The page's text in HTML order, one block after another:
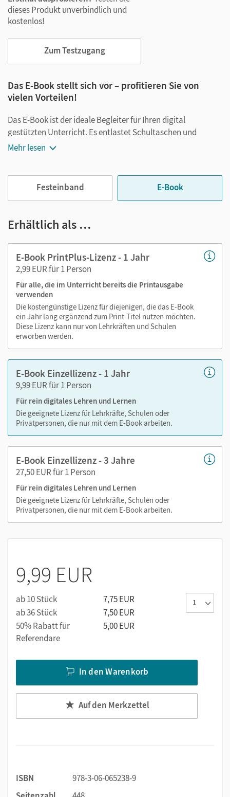
dieses Produkt unverbindlich und
kostenlos!
Zum Testzugang
Das E-Book stellt sich vor – profitieren Sie von
vielen Vorteilen!
Das E-Book ist der ideale Begleiter für Ihren digital
gestützten Unterricht. Es entlastet Schultaschen und
Rucksäcke und ist jederzeit unkompliziert verfügbar.
Notizen erstellen
Text ergänzen
im Text suchen
zoomen
Die Medien sind wichtige Bestandteile dieses E-Books. Sie
sind seitengenau platziert, damit Sie und Ihre Schüler/-innen
jederzeit unkompliziert darauf zugreifen können. So
gestalten Sie das Lehren und Lernen zeitsparend und
abwechslungsreich. Kein Medienwechsel! Kein
zeitaufwendiges Suchen!
Medien in diesem E-Book:
Audios
Videos
PDF-Dateien
Bildern und Texten
Grafiken
Mehr lesen
Festeinband E-Book
Erhältlich als …
E-Book PrintPlus-Lizenz - 1 Jahr
2,99 EUR für 1 Person
Für alle, die im Unterricht bereits die Printausgabe
verwenden
Die kostengünstige Lizenz für diejenigen, die das E-Book
ein Jahr lang ergänzend zum Print-Titel nutzen möchten.
Diese Lizenz kann nur von Lehrkräften und Schulen
erworben werden.
E-Book Einzellizenz - 1 Jahr
9,99 EUR für 1 Person
Für rein digitales Lehren und Lernen
Die geeignete Lizenz für Lehrkräfte, Schulen oder
Privatpersonen, die nur mit dem E-Book arbeiten.
E-Book Einzellizenz - 3 Jahre
27,50 EUR für 1 Person
Für rein digitales Lehren und Lernen
Die geeignete Lizenz für Lehrkräfte, Schulen oder
Privatpersonen, die nur mit dem E-Book arbeiten.
9,99 EUR
ab 10 Stück
7,75 EUR
ab 36 Stück
7,50 EUR
50% Rabatt für
Referendare
5,00 EUR
In den Warenkorb
Auf den Merkzettel
ISBN
978-3-06-065238-9